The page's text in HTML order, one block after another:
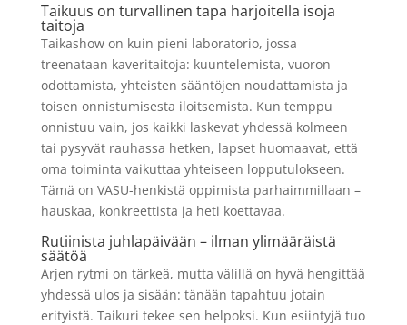
Taikuus on turvallinen tapa harjoitella isoja
taitoja
Taikashow on kuin pieni laboratorio, jossa
treenataan kaveritaitoja: kuuntelemista, vuoron
odottamista, yhteisten sääntöjen noudattamista ja
toisen onnistumisesta iloitsemista. Kun temppu
onnistuu vain, jos kaikki laskevat yhdessä kolmeen
tai pysyvät rauhassa hetken, lapset huomaavat, että
oma toiminta vaikuttaa yhteiseen lopputulokseen.
Tämä on VASU-henkistä oppimista parhaimmillaan –
hauskaa, konkreettista ja heti koettavaa.
Rutiinista juhlapäivään – ilman ylimääräistä
säätöä
Arjen rytmi on tärkeä, mutta välillä on hyvä hengittää
yhdessä ulos ja sisään: tänään tapahtuu jotain
erityistä. Taikuri tekee sen helpoksi. Kun esiintyjä tuo